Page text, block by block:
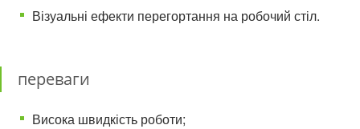
Візуальні ефекти перегортання на робочий стіл.
переваги
Висока швидкість роботи;